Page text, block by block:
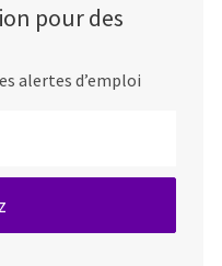
pour des
alertes d’emploi